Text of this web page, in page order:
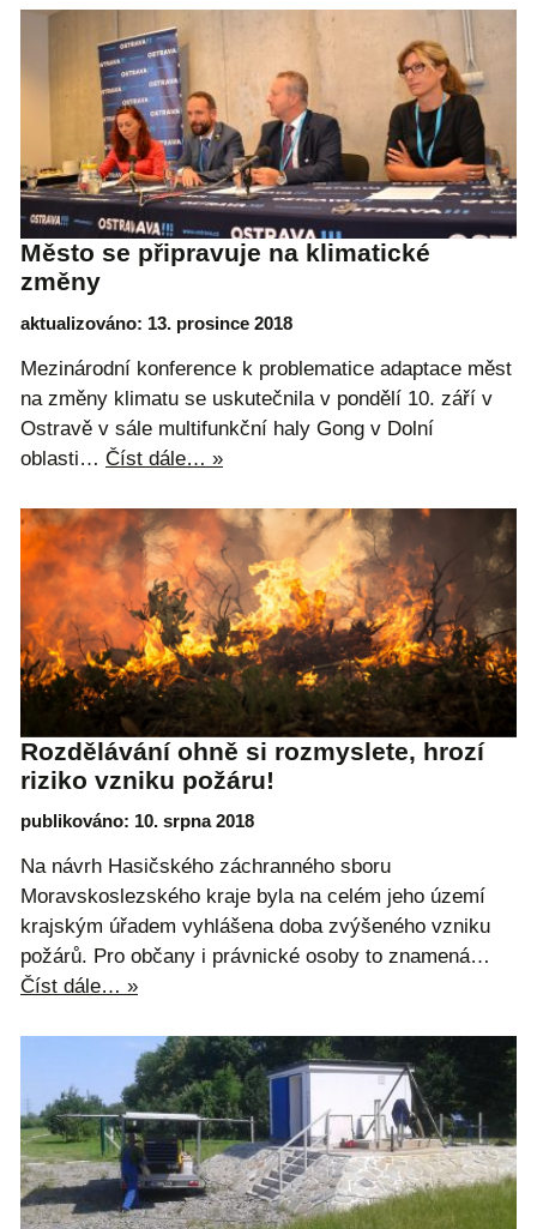
Město se připravuje na klimatické
změny
aktualizováno: 13. prosince 2018
Mezinárodní konference k problematice adaptace měst
na změny klimatu se uskutečnila v pondělí 10. září v
Ostravě v sále multifunkční haly Gong v Dolní
oblasti… Číst dále… »
Rozdělávání ohně si rozmyslete, hrozí
riziko vzniku požáru!
publikováno: 10. srpna 2018
Na návrh Hasičského záchranného sboru
Moravskoslezského kraje byla na celém jeho území
krajským úřadem vyhlášena doba zvýšeného vzniku
požárů. Pro občany i právnické osoby to znamená…
Číst dále… »